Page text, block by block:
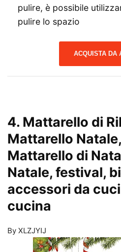
pulire, è possibile
pulire lo spazio
ACQUISTA DA
4. Mattarello di
Mattarello
Mattarello di
Natale, festival,
accessori da
cucina
By XLZJYIJ